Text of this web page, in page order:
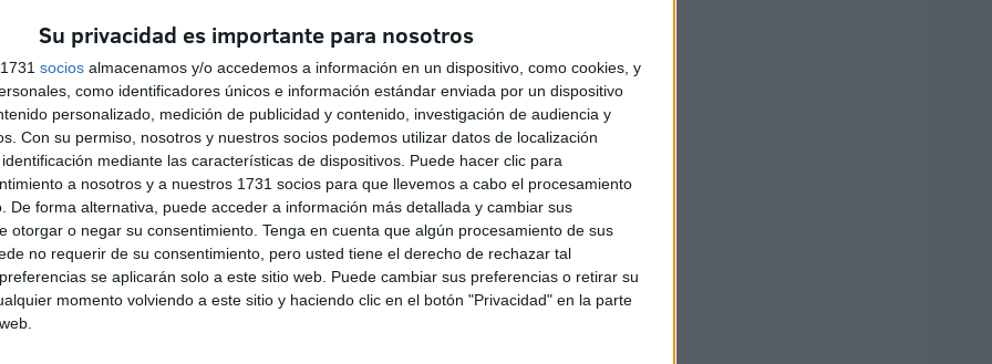
Su privacidad es importante para nosotros
socios almacenamos y/o accedemos a información en un dispositivo, como cookies, y
como identificadores únicos e información estándar enviada por un dispositivo
personalizado, medición de publicidad y contenido, investigación de audiencia y
Con su permiso, nosotros y nuestros socios podemos utilizar datos de localización
mediante las características de dispositivos. Puede hacer clic para
a nosotros y a nuestros 1731 socios para que llevemos a cabo el procesamiento
De forma alternativa, puede acceder a información más detallada y cambiar sus
otorgar o negar su consentimiento. Tenga en cuenta que algún procesamiento de sus
no requerir de su consentimiento, pero usted tiene el derecho de rechazar tal
se aplicarán solo a este sitio web. Puede cambiar sus preferencias o retirar su
momento volviendo a este sitio y haciendo clic en el botón "Privacidad" en la parte
euros en un torneo solidario para
arrasado en un incendio
pLVtnGlxMU
9 de septiembre de 2018